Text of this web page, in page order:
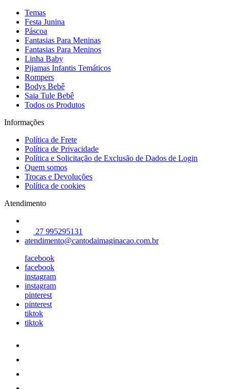
Temas
Festa Junina
Páscoa
Fantasias Para Meninas
Fantasias Para Meninos
Linha Baby
Pijamas Infantis Temáticos
Rompers
Bodys Bebê
Saia Tule Bebê
Todos os Produtos
Informações
Política de Frete
Política de Privacidade
Política e Solicitação de Exclusão de Dados de Login
Quem somos
Trocas e Devoluções
Política de cookies
Atendimento
27 995295131
atendimento@cantodaimaginacao.com.br
facebook
facebook
instagram
instagram
pinterest
pinterest
tiktok
tiktok